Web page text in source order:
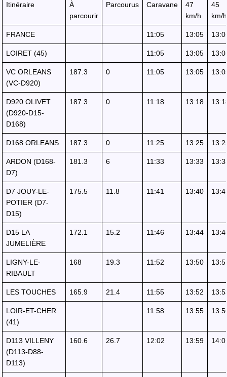
Itinéraire
À
parcourir
Parcourus Caravane
47
km/h
45
km/h
FRANCE 11:05 13:05
LOIRET (45) 11:05 13:05
VC ORLEANS
(VC-D920)
187.3 0 11:05 13:05
D920 OLIVET
(D920-D15-
D168)
187.3 0 11:18 13:18
D168 ORLEANS 187.3 0 11:25 13:25
ARDON (D168-
D7)
181.3 6 11:33 13:33
D7 JOUY-LE-
POTIER (D7-
D15)
175.5 11.8 11:41 13:40
D15 LA
JUMELIÈRE
172.1 15.2 11:46 13:44
LIGNY-LE-
RIBAULT
168 19.3 11:52 13:50
LES TOUCHES 165.9 21.4 11:55 13:52
LOIR-ET-CHER
(41)
11:58 13:55
D113 VILLENY
(D113-D88-
D113)
160.6 26.7 12:02 13:59